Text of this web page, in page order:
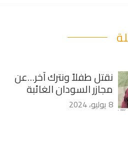
نقتل طفلاً ونترك آخر…عن
مجازر السودان الغائبة
8 يوليو، 2024